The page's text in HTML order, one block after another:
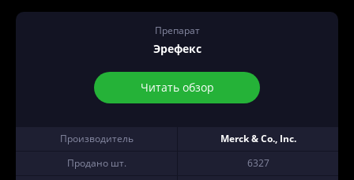
Препарат
Эрефекс
Читать обзор
Производитель
Merck & Co., Inc.
Продано шт.
6327